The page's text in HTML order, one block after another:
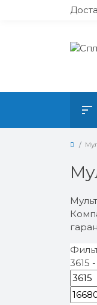
3615 -